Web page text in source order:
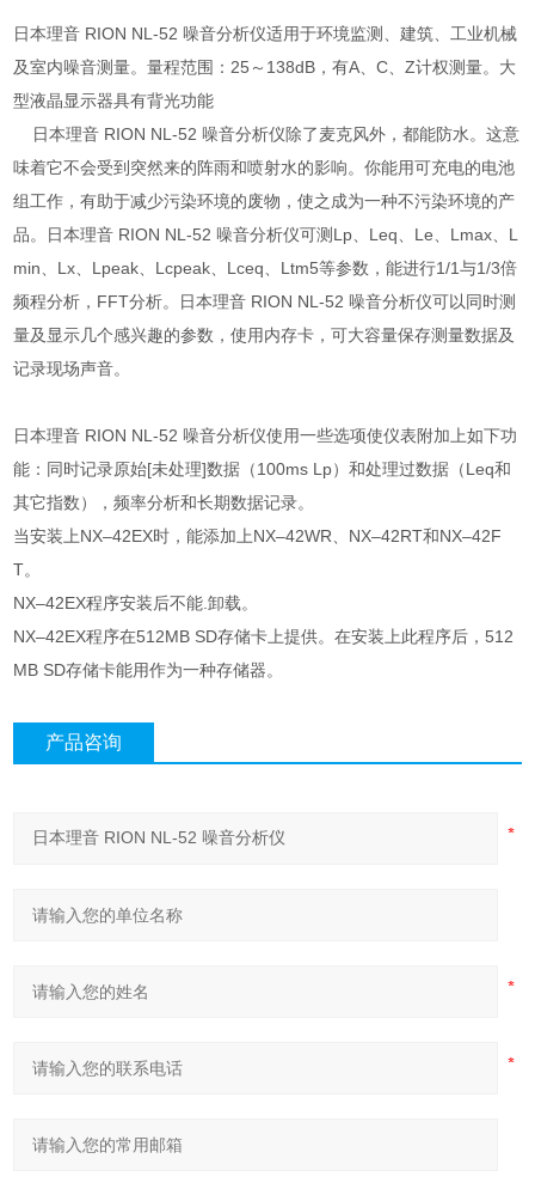
日本理音 RION NL-52 噪音分析仪适用于环境监测、建筑、工业机械
及室内噪音测量。量程范围：25～138dB，有A、C、Z计权测量。大
型液晶显示器具有背光功能
日本理音 RION NL-52 噪音分析仪除了麦克风外，都能防水。这意
味着它不会受到突然来的阵雨和喷射水的影响。你能用可充电的电池
组工作，有助于减少污染环境的废物，使之成为一种不污染环境的产
品。日本理音 RION NL-52 噪音分析仪可测Lp、Leq、Le、Lmax、L
min、Lx、Lpeak、Lcpeak、Lceq、Ltm5等参数，能进行1/1与1/3倍
频程分析，FFT分析。日本理音 RION NL-52 噪音分析仪可以同时测
量及显示几个感兴趣的参数，使用内存卡，可大容量保存测量数据及
记录现场声音。
日本理音 RION NL-52 噪音分析仪使用一些选项使仪表附加上如下功
能：同时记录原始[未处理]数据（100ms Lp）和处理过数据（Leq和
其它指数），频率分析和长期数据记录。
当安装上NX–42EX时，能添加上NX–42WR、NX–42RT和NX–42F
T。
NX–42EX程序安装后不能.卸载。
NX–42EX程序在512MB SD存储卡上提供。在安装上此程序后，512
MB SD存储卡能用作为一种存储器。
产品咨询